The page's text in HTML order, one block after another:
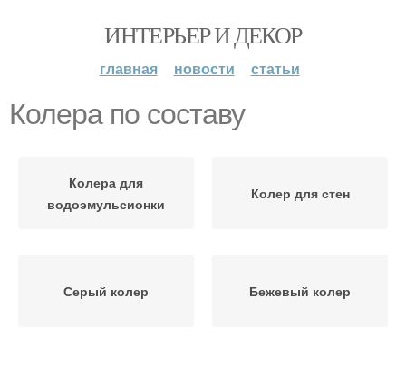
ИНТЕРЬЕР И ДЕКОР
главная новости статьи
Колера по составу
Колера для
водоэмульсионки
Колер для стен
Серый колер Бежевый колер